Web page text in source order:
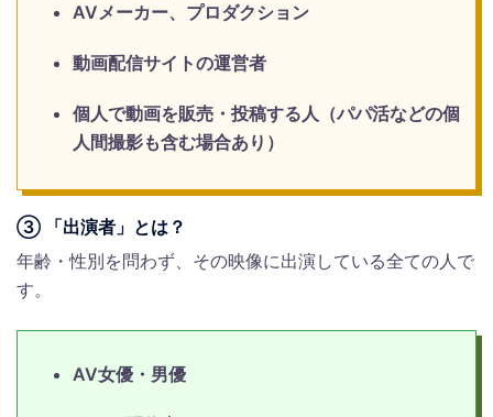
AVメーカー、プロダクション
動画配信サイトの運営者
個人で動画を販売・投稿する人（パパ活などの個
人間撮影も含む場合あり）
③ 「出演者」とは？
年齢・性別を問わず、その映像に出演している全ての人で
す。
AV女優・男優